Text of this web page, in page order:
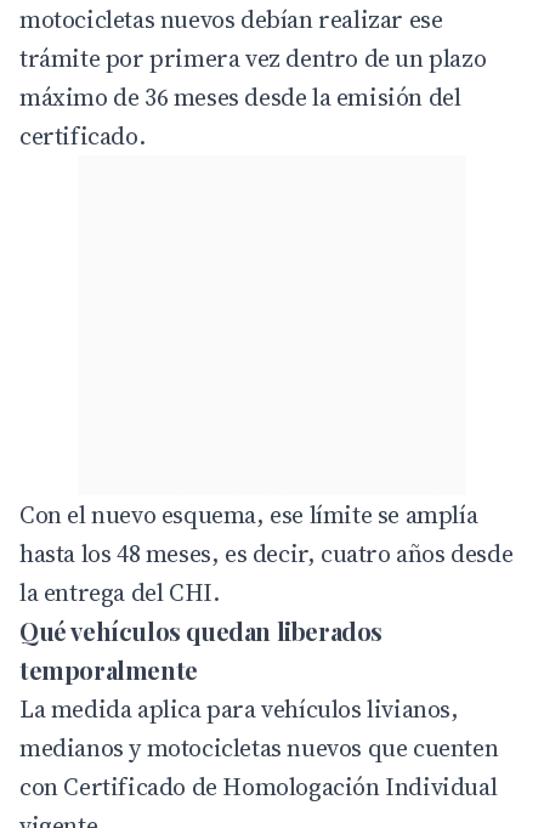
motocicletas nuevos debían realizar ese
trámite por primera vez dentro de un plazo
máximo de 36 meses desde la emisión del
certificado.
Con el nuevo esquema, ese límite se amplía
hasta los 48 meses, es decir, cuatro años desde
la entrega del CHI.
Qué vehículos quedan liberados
temporalmente
La medida aplica para vehículos livianos,
medianos y motocicletas nuevos que cuenten
con Certificado de Homologación Individual